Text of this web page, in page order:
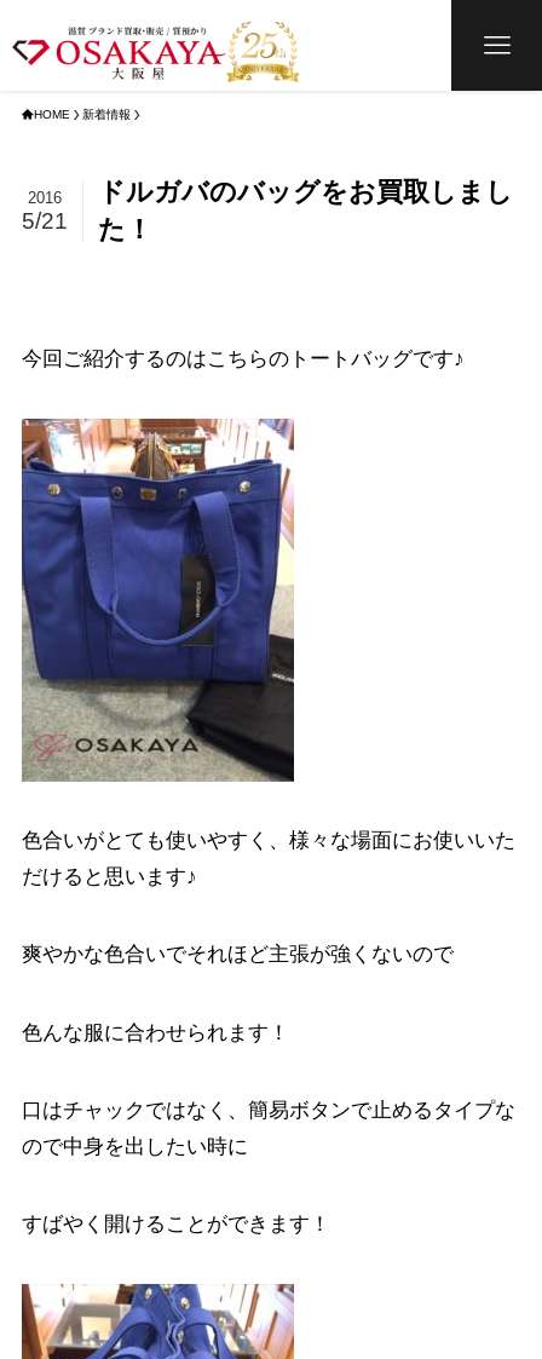
HOME 新着情報
ドルガバのバッグをお買取しまし
た！
2016
5/21
今回ご紹介するのはこちらのトートバッグです♪
色合いがとても使いやすく、様々な場面にお使いいた
だけると思います♪
爽やかな色合いでそれほど主張が強くないので
色んな服に合わせられます！
口はチャックではなく、簡易ボタンで止めるタイプな
ので中身を出したい時に
すばやく開けることができます！